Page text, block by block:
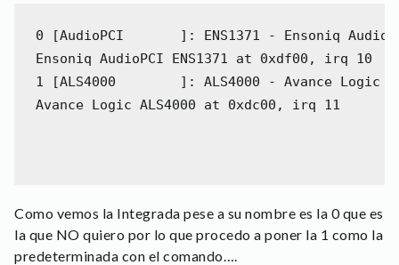
0 [AudioPCI       ]: ENS1371 - Ensoniq
Ensoniq AudioPCI ENS1371 at 0xdf00, irq 10
1 [ALS4000        ]: ALS4000 - Avance Logic
Avance Logic ALS4000 at 0xdc00, irq 11
Como vemos la Integrada pese a su nombre es la 0 que es
la que NO quiero por lo que procedo a poner la 1 como la
predeterminada con el comando….